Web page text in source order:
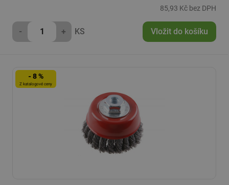
85,93 Kč bez DPH
- + KS Vložit do košíku
- 8 %
Z katalogové ceny